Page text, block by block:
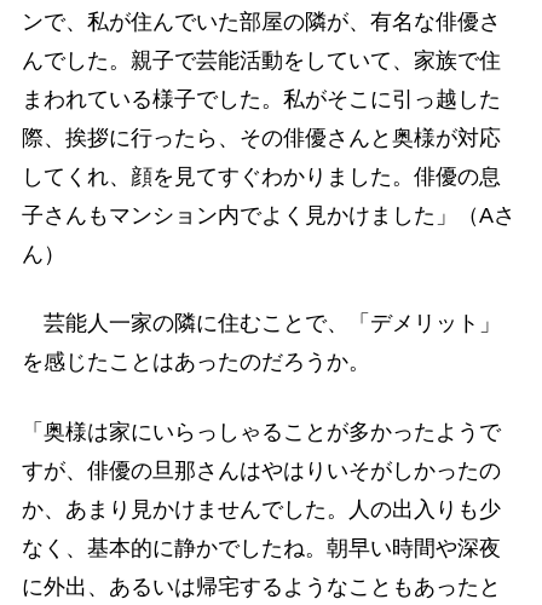
ンで、私が住んでいた部屋の隣が、有名な俳優さ
んでした。親子で芸能活動をしていて、家族で住
まわれている様子でした。私がそこに引っ越した
際、挨拶に行ったら、その俳優さんと奥様が対応
してくれ、顔を見てすぐわかりました。俳優の息
子さんもマンション内でよく見かけました」（Aさ
ん）
芸能人一家の隣に住むことで、「デメリット」
を感じたことはあったのだろうか。
「奥様は家にいらっしゃることが多かったようで
すが、俳優の旦那さんはやはりいそがしかったの
か、あまり見かけませんでした。人の出入りも少
なく、基本的に静かでしたね。朝早い時間や深夜
に外出、あるいは帰宅するようなこともあったと